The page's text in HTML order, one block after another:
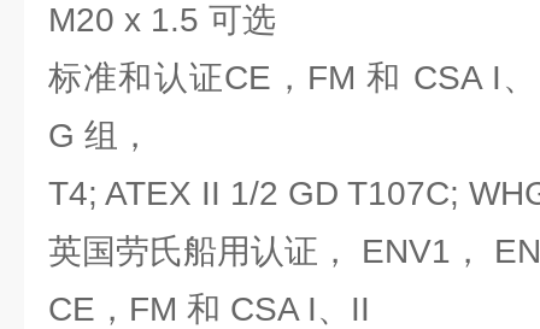
M20 x 1.5 可选
标准和认证CE，FM 和 CSA I
G 组，
T4; ATEX II 1/2 GD T107C;
英国劳氏船用认证， ENV1，
CE，FM 和 CSA I、II